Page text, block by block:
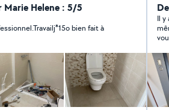
J'interviens
comme pour les
en vous garantissant un
conforme aux normes
Marie Helene : 5/5
bien fait à
de
fioul,
Devis
Il y